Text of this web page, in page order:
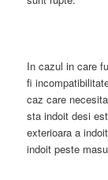
In cazul in care
fi
caz care
sta indoit desi
exterioara a
indoit peste